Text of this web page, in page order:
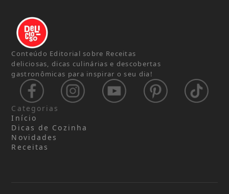
Conteúdo Editorial sobre Receitas
deliciosas, dicas culinárias e descobertas
gastronômicas para inspirar o seu dia!
Categorias
Início
Dicas de Cozinha
Novidades
Receitas